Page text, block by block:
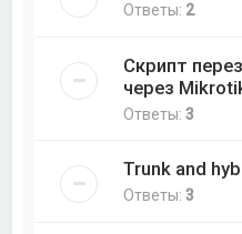
Ответы: 2
Скрипт
через
Ответы:3
Trunk and
Ответы:3